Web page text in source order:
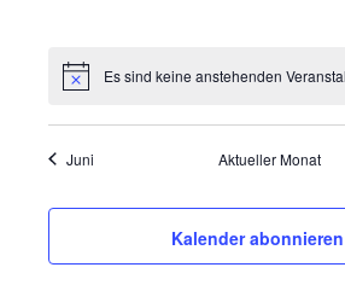
Es sind keine anstehenden
Juni Aktueller Monat
Kalender abonnieren